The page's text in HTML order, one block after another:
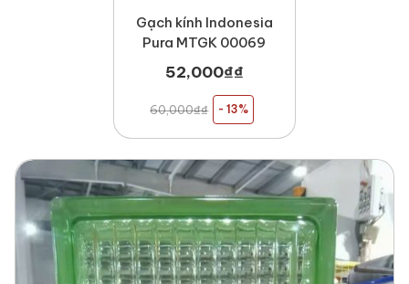
3. Ảnh công trình thực tế
Gạch kính Indonesia
Pura MTGK 00069
52,000₫₫
60,000₫₫ - 13%